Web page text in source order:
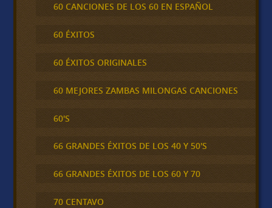
60 CANCIONES DE LOS 60 EN ESPAÑOL
60 ÉXITOS
60 ÉXITOS ORIGINALES
60 MEJORES ZAMBAS MILONGAS CANCIONES
60'S
66 GRANDES ÉXITOS DE LOS 40 Y 50'S
66 GRANDES ÉXITOS DE LOS 60 Y 70
70 CENTAVO